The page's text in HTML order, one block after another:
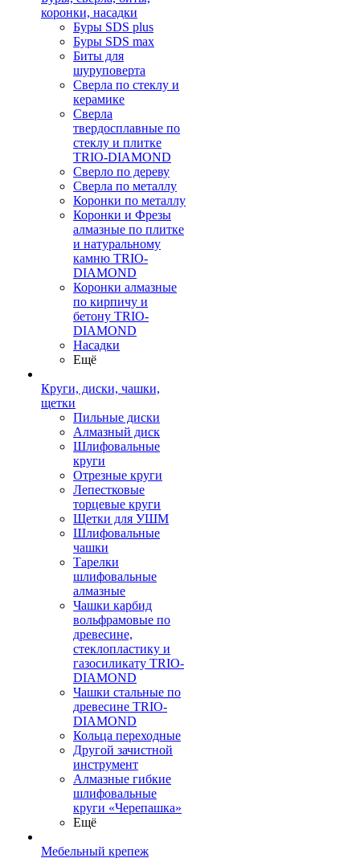
коронки, насадки
Буры SDS plus
Буры SDS max
Биты для
шуруповерта
Сверла по стеклу и
керамике
Сверла
твердосплавные по
стеклу и плитке
TRIO-DIAMOND
Сверло по дереву
Сверла по металлу
Коронки по металлу
Коронки и Фрезы
алмазные по плитке
и натуральному
камню TRIO-
DIAMOND
Коронки алмазные
по кирпичу и
бетону TRIO-
DIAMOND
Насадки
Ещё
Круги, диски, чашки,
щетки
Пильные диски
Алмазный диск
Шлифовальные
круги
Отрезные круги
Лепестковые
торцевые круги
Щетки для УШМ
Шлифовальные
чашки
Тарелки
шлифовальные
алмазные
Чашки карбид
вольфрамовые по
древесине,
стеклопластику и
газосиликату TRIO-
DIAMOND
Чашки стальные по
древесине TRIO-
DIAMOND
Кольца переходные
Другой зачистной
инструмент
Алмазные гибкие
шлифовальные
круги «Черепашка»
Ещё
Мебельный крепеж